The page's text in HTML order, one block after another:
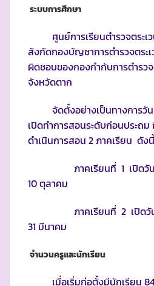
ระบบการศึกษา
ศูนย์การเรียนตำรวจตระเว
สังกัดกองบัญชาการตำรวจตร
ผิดชอบของกองกำกับการตำรว
จังหวัดตาก
จัดตั้งอย่างเป็นทางการวัน
เปิดทำการสอนระดับก่อนประถ
ดำเนินการสอน 2 ภาคเรียน ดังนี้
ภาคเรียนที่ 1 เปิดวันที่
10 ตุลาคม
ภาคเรียนที่ 2 เปิดวันที่
31 มีนาคม
จำนวนครูและนักเรียน
เมื่อเริ่มก่อตั้งมีนักเรียน 84